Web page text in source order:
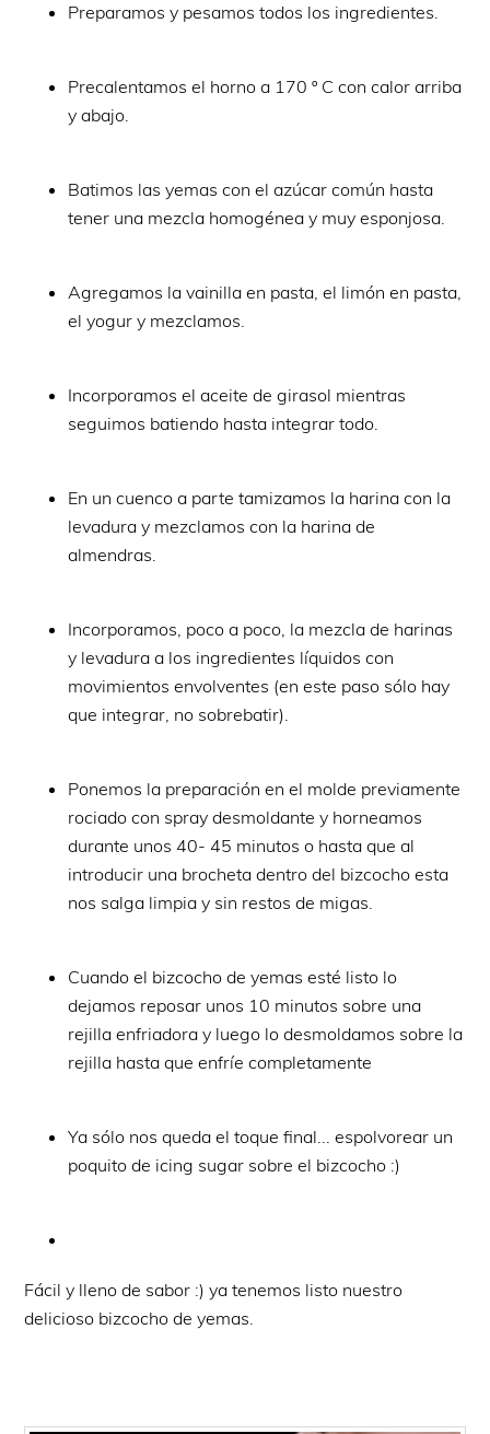
Preparamos y pesamos todos los ingredientes.
Precalentamos el horno a 170 º C con calor arriba
y abajo.
Batimos las yemas con el azúcar común hasta
tener una mezcla homogénea y muy esponjosa.
Agregamos la vainilla en pasta, el limón en pasta,
el yogur y mezclamos.
Incorporamos el aceite de girasol mientras
seguimos batiendo hasta integrar todo.
En un cuenco a parte tamizamos la harina con la
levadura y mezclamos con la harina de
almendras.
Incorporamos, poco a poco, la mezcla de harinas
y levadura a los ingredientes líquidos con
movimientos envolventes (en este paso sólo hay
que integrar, no sobrebatir).
Ponemos la preparación en el molde previamente
rociado con spray desmoldante y horneamos
durante unos 40- 45 minutos o hasta que al
introducir una brocheta dentro del bizcocho esta
nos salga limpia y sin restos de migas.
Cuando el bizcocho de yemas esté listo lo
dejamos reposar unos 10 minutos sobre una
rejilla enfriadora y luego lo desmoldamos sobre la
rejilla hasta que enfríe completamente
Ya sólo nos queda el toque final... espolvorear un
poquito de icing sugar sobre el bizcocho :)
Fácil y lleno de sabor :) ya tenemos listo nuestro
delicioso bizcocho de yemas.